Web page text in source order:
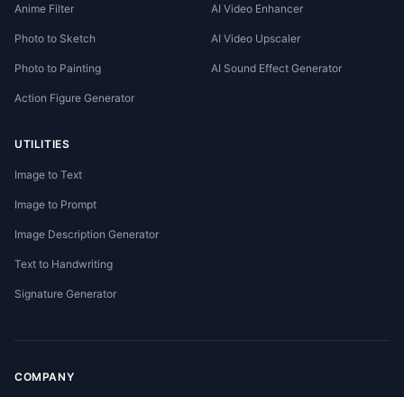
Anime Filter
Photo to Sketch
Photo to Painting
Action Figure Generator
AI Video Enhancer
AI Video Upscaler
AI Sound Effect Generator
UTILITIES
Image to Text
Image to Prompt
Image Description Generator
Text to Handwriting
Signature Generator
COMPANY